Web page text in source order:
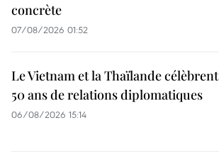
concrète
07/08/2026 01:52
Le Vietnam et la Thaïlande célèbrent
50 ans de relations diplomatiques
06/08/2026 15:14